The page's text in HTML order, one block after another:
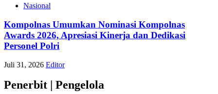
Nasional
Kompolnas Umumkan Nominasi Kompolnas
Awards 2026, Apresiasi Kinerja dan Dedikasi
Personel Polri
Juli 31, 2026 Editor
Penerbit | Pengelola